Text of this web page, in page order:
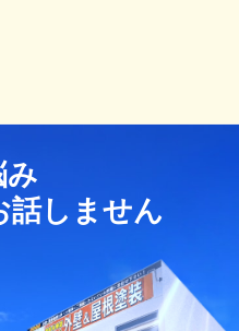
み
話しません